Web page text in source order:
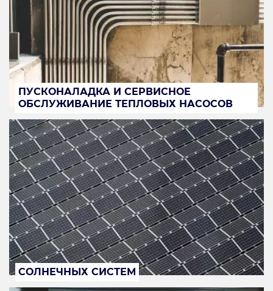
ПУСКОНАЛАДКА И СЕРВИСНОЕ
ОБСЛУЖИВАНИЕ ТЕПЛОВЫХ НАСОСОВ
СОЛНЕЧНЫХ СИСТЕМ